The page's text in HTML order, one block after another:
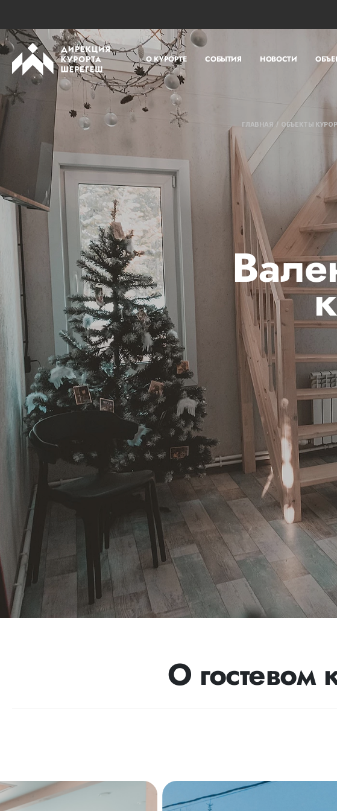
О КУРОРТЕ СОБЫТИЯ НОВОСТИ
ГЛАВНАЯ ОБЪЕКТЫ
О гостевом